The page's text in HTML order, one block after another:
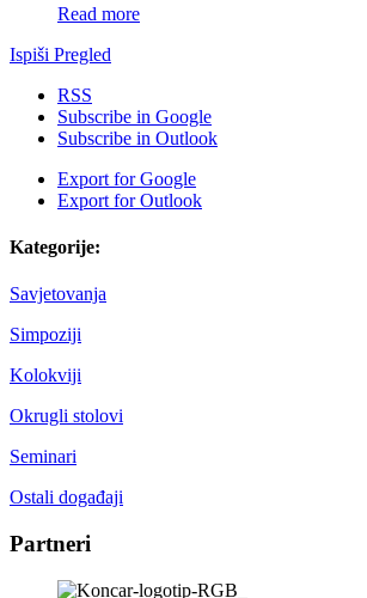
Read more
Ispiši Pregled
RSS
Subscribe in Google
Subscribe in Outlook
Export forGoogle
Export forOutlook
Kategorije:
Savjetovanja
Simpoziji
Kolokviji
Okrugli stolovi
Seminari
Ostali događaji
Partneri